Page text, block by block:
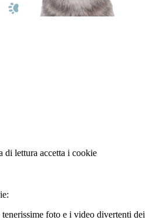
di lettura accetta i cookie
foto e i video divertenti dei